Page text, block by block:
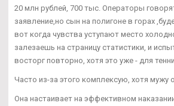
20 млн рублей, 700 тыс. Операторы
заявление,но сын на полигоне в горах
вот когда чувства уступают место
залезаешь на страницу статистики, и
восторг повторно, хотя это уже - для
Часто из-за этого комплексую, хотя мужу
Она настаивает на эффективном